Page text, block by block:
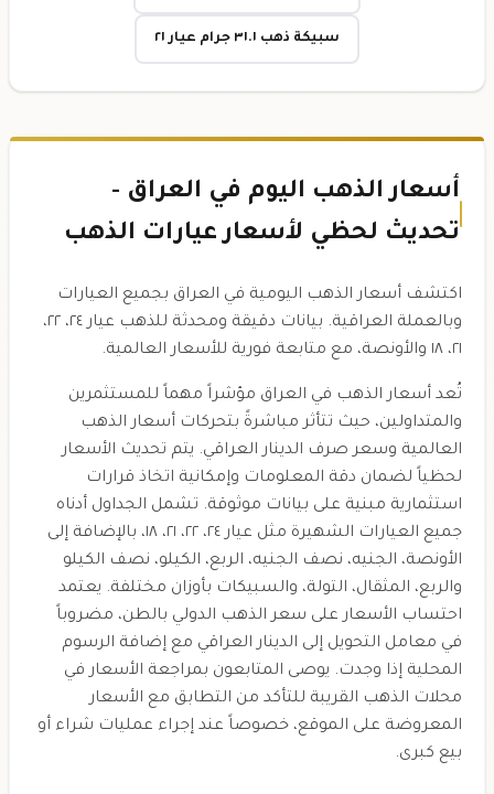
سبيكة ذهب ٣١.١ جرام عيار ٢١
أسعار الذهب اليوم في العراق -
تحديث لحظي لأسعار عيارات الذهب
اكتشف أسعار الذهب اليومية في العراق بجميع العيارات
وبالعملة العراقية. بيانات دقيقة ومحدثة للذهب عيار ٢٤، ٢٢،
٢١، ١٨ والأونصة، مع متابعة فورية للأسعار العالمية.
تُعد أسعار الذهب في العراق مؤشراً مهماً للمستثمرين
والمتداولين، حيث تتأثر مباشرةً بتحركات أسعار الذهب
العالمية وسعر صرف الدينار العراقي. يتم تحديث الأسعار
لحظياً لضمان دقة المعلومات وإمكانية اتخاذ قرارات
استثمارية مبنية على بيانات موثوقة. تشمل الجداول أدناه
جميع العيارات الشهيرة مثل عيار ٢٤، ٢٢، ٢١، ١٨، بالإضافة إلى
الأونصة، الجنيه، نصف الجنيه، الربع، الكيلو، نصف الكيلو
والربع، المثقال، التولة، والسبيكات بأوزان مختلفة. يعتمد
احتساب الأسعار على سعر الذهب الدولي بالطن، مضروباً
في معامل التحويل إلى الدينار العراقي مع إضافة الرسوم
المحلية إذا وجدت. يوصى المتابعون بمراجعة الأسعار في
محلات الذهب القريبة للتأكد من التطابق مع الأسعار
المعروضة على الموقع، خصوصاً عند إجراء عمليات شراء أو
بيع كبرى.